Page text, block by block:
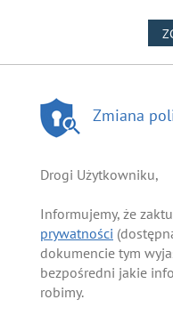
Zmiana
Drogi Użytkowniku,
Informujemy, że
prywatności
dokumencie tym
bezpośredni jakie
robimy.